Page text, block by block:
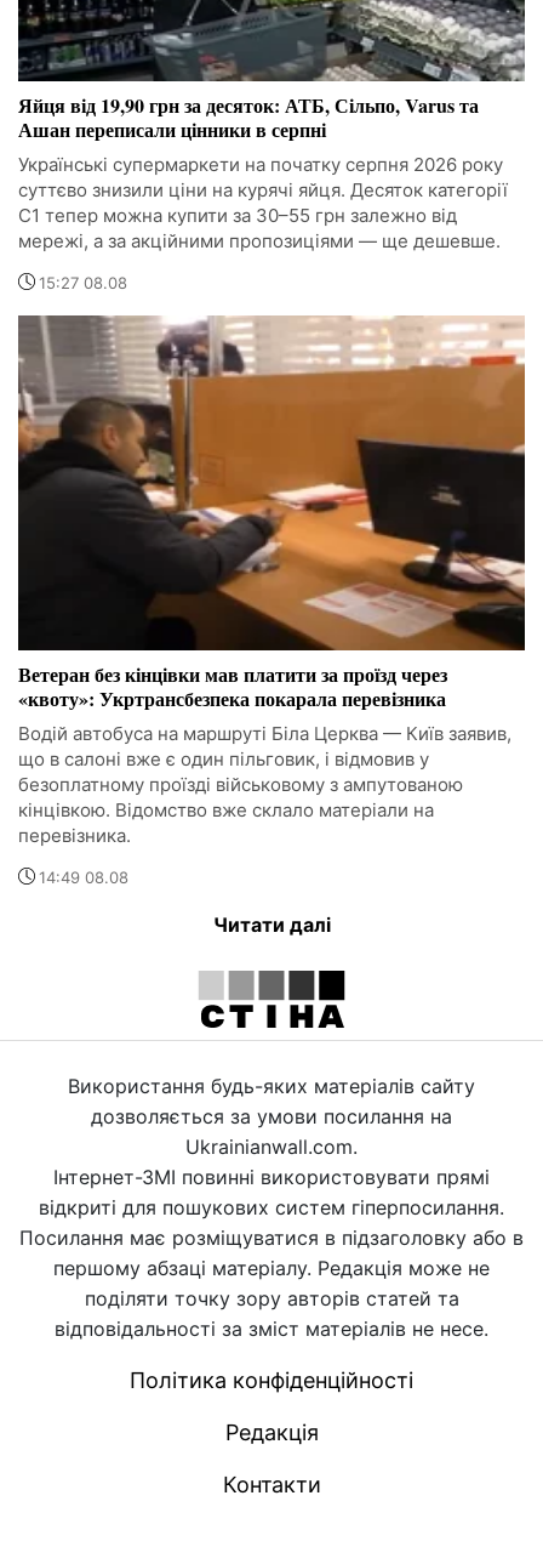
Яйця від 19,90 грн за десяток: АТБ, Сільпо, Varus та
Ашан переписали цінники в серпні
Українські супермаркети на початку серпня 2026 року
суттєво знизили ціни на курячі яйця. Десяток категорії
С1 тепер можна купити за 30–55 грн залежно від
мережі, а за акційними пропозиціями — ще дешевше.
15:27 08.08
Ветеран без кінцівки мав платити за проїзд через
«квоту»: Укртрансбезпека покарала перевізника
Водій автобуса на маршруті Біла Церква — Київ заявив,
що в салоні вже є один пільговик, і відмовив у
безоплатному проїзді військовому з ампутованою
кінцівкою. Відомство вже склало матеріали на
перевізника.
14:49 08.08
Читати далі
Використання будь-яких матеріалів сайту
дозволяється за умови посилання на
Ukrainianwall.com.
Інтернет-ЗМІ повинні використовувати прямі
відкриті для пошукових систем гіперпосилання.
Посилання має розміщуватися в підзаголовку або в
першому абзаці матеріалу. Редакція може не
поділяти точку зору авторів статей та
відповідальності за зміст матеріалів не несе.
Політика конфіденційності
Редакція
Контакти